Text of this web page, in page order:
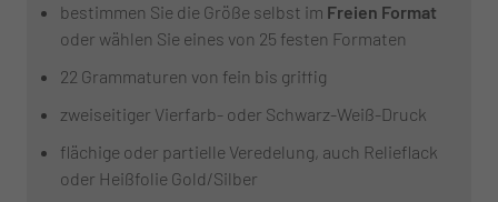
bestimmen Sie die Größe selbst im Freien Format
oder wählen Sie eines von 25 festen Formaten
22 Grammaturen von fein bis griffig
zweiseitiger Vierfarb- oder Schwarz-Weiß-Druck
flächige oder partielle Veredelung, auch Relieflack
oder Heißfolie Gold/Silber